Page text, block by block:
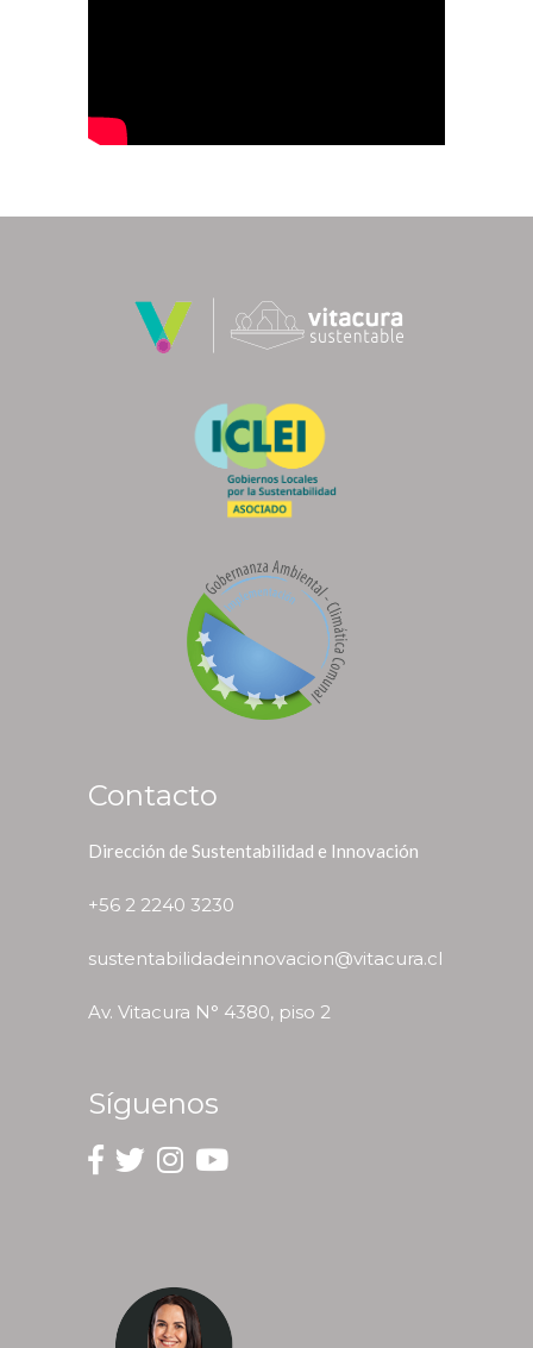
Contacto
Dirección de Sustentabilidad e Innovación
+56 2 2240 3230
sustentabilidadeinnovacion@vitacura.cl
Av. Vitacura N° 4380, piso 2
Síguenos